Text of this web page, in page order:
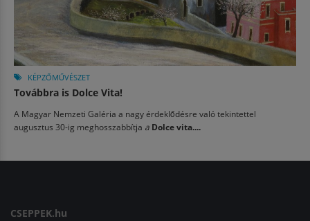
KÉPZŐMŰVÉSZET
Továbbra is Dolce Vita!
A Magyar Nemzeti Galéria a nagy érdeklődésre való tekintettel
augusztus 30-ig meghosszabbítja a Dolce vita....
CSEPPEK.hu